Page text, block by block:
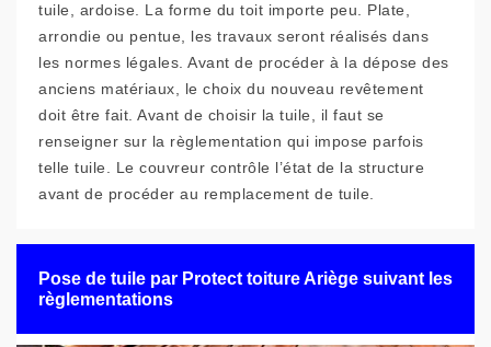
tuile, ardoise. La forme du toit importe peu. Plate,
arrondie ou pentue, les travaux seront réalisés dans
les normes légales. Avant de procéder à la dépose des
anciens matériaux, le choix du nouveau revêtement
doit être fait. Avant de choisir la tuile, il faut se
renseigner sur la règlementation qui impose parfois
telle tuile. Le couvreur contrôle l’état de la structure
avant de procéder au remplacement de tuile.
Pose de tuile par Protect toiture Ariège suivant les
règlementations